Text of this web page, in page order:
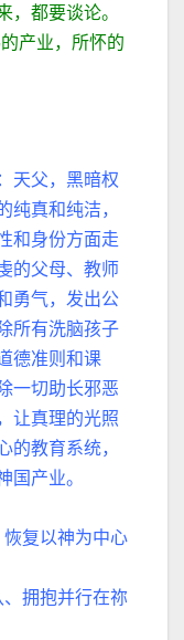
，都要谈论。
产业，所怀的
：天父，黑暗权
真和纯洁，
和身份方面走
的父母、教师
勇气，发出公
所有洗脑孩子
德准则和课
一切助长邪恶
让真理的光照
的教育系统，
产业。
复以神为中心
拥抱并行在祢